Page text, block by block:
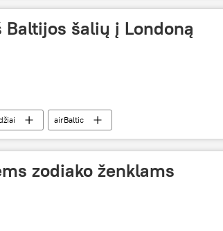
šalių į Londoną
airBaltic
zodiako ženklams